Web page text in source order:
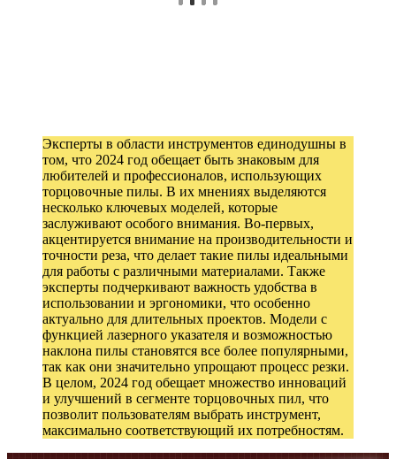
Эксперты в области инструментов единодушны в
том, что 2024 год обещает быть знаковым для
любителей и профессионалов, использующих
торцовочные пилы. В их мнениях выделяются
несколько ключевых моделей, которые
заслуживают особого внимания. Во-первых,
акцентируется внимание на производительности и
точности реза, что делает такие пилы идеальными
для работы с различными материалами. Также
эксперты подчеркивают важность удобства в
использовании и эргономики, что особенно
актуально для длительных проектов. Модели с
функцией лазерного указателя и возможностью
наклона пилы становятся все более популярными,
так как они значительно упрощают процесс резки.
В целом, 2024 год обещает множество инноваций
и улучшений в сегменте торцовочных пил, что
позволит пользователям выбрать инструмент,
максимально соответствующий их потребностям.